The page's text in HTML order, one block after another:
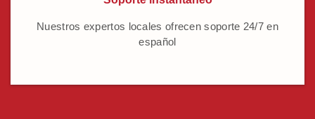
Nuestros expertos locales ofrecen soporte 24/7 en
español